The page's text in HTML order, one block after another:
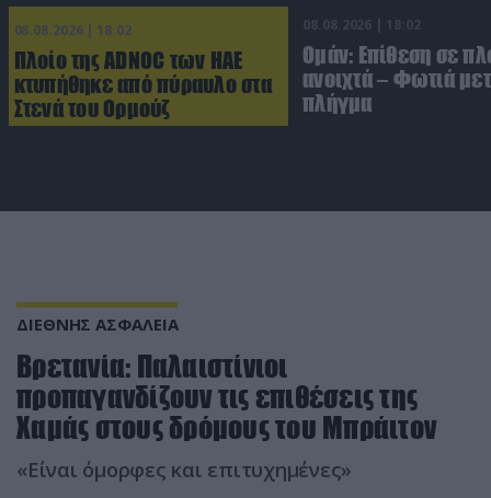
08.08.2026 | 18:02
Πλοίο της ADNOC των ΗΑΕ
κτυπήθηκε από πύραυλο στα
Στενά του Ορμούζ
08.08.2026 | 18:02
Ομάν: Επίθεση σε
ανοιχτά – Φωτιά
πλήγμα
ΔΙΕΘΝΗΣ ΑΣΦΑΛΕΙΑ
Βρετανία: Παλαιστίνιοι
προπαγανδίζουν τις επιθέσεις της
Χαμάς στους δρόμους του Μπράιτον
«Είναι όμορφες και επιτυχημένες»